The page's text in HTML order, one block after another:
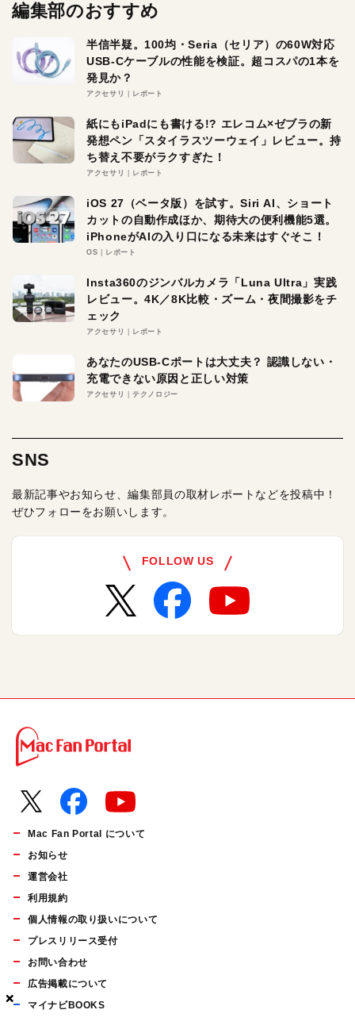
×
×
×
編集部のおすすめ
半信半疑。100均・Seria（セリア）の60W対応
USB-Cケーブルの性能を検証。超コスパの1本を
発見か？
アクセサリ レポート
紙にもiPadにも書ける!? エレコム×ゼブラの新
発想ペン「スタイラスツーウェイ」レビュー。持
ち替え不要がラクすぎた！
アクセサリ レポート
iOS 27（ベータ版）を試す。Siri AI、ショート
カットの自動作成ほか、期待大の便利機能5選。
iPhoneがAIの入り口になる未来はすぐそこ！
OS レポート
Insta360のジンバルカメラ「Luna Ultra」実践
レビュー。4K／8K比較・ズーム・夜間撮影をチ
ェック
アクセサリ レポート
あなたのUSB-Cポートは大丈夫？ 認識しない・
充電できない原因と正しい対策
アクセサリ テクノロジー
SNS
最新記事やお知らせ、編集部員の取材レポートなどを投稿中！
ぜひフォローをお願いします。
FOLLOW US
Mac Fan Portal について
お知らせ
運営会社
利用規約
個人情報の取り扱いについて
プレスリリース受付
お問い合わせ
広告掲載について
マイナビBOOKS